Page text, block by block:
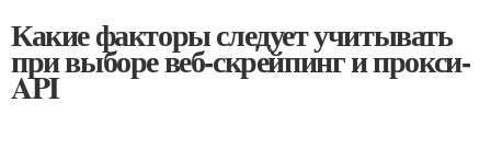
Какие факторы следует учитывать
при выборе веб-скрейпинг и прокси-
API